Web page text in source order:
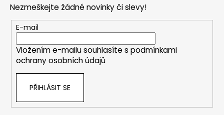
a
c
í
p
r
ý
Nezmeškejte žádné novinky či slevy!
E-mail
Vložením e-mailu souhlasíte s podmínkami
ochrany osobních údajů
PŘIHLÁSIT SE